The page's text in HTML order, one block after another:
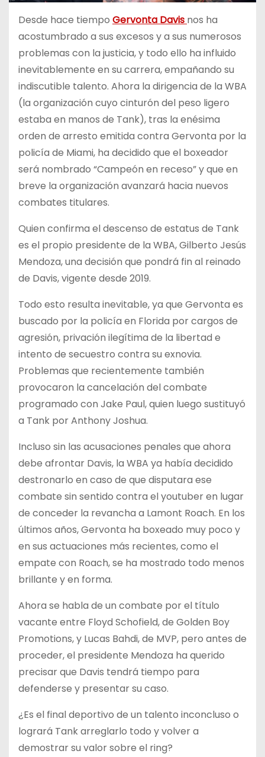
Desde hace tiempo Gervonta Davis nos ha
acostumbrado a sus excesos y a sus numerosos
problemas con la justicia, y todo ello ha influido
inevitablemente en su carrera, empañando su
indiscutible talento. Ahora la dirigencia de la WBA
(la organización cuyo cinturón del peso ligero
estaba en manos de Tank), tras la enésima
orden de arresto emitida contra Gervonta por la
policía de Miami, ha decidido que el boxeador
será nombrado “Campeón en receso” y que en
breve la organización avanzará hacia nuevos
combates titulares.
Quien confirma el descenso de estatus de Tank
es el propio presidente de la WBA, Gilberto Jesús
Mendoza, una decisión que pondrá fin al reinado
de Davis, vigente desde 2019.
Todo esto resulta inevitable, ya que Gervonta es
buscado por la policía en Florida por cargos de
agresión, privación ilegítima de la libertad e
intento de secuestro contra su exnovia.
Problemas que recientemente también
provocaron la cancelación del combate
programado con Jake Paul, quien luego sustituyó
a Tank por Anthony Joshua.
Incluso sin las acusaciones penales que ahora
debe afrontar Davis, la WBA ya había decidido
destronarlo en caso de que disputara ese
combate sin sentido contra el youtuber en lugar
de conceder la revancha a Lamont Roach. En los
últimos años, Gervonta ha boxeado muy poco y
en sus actuaciones más recientes, como el
empate con Roach, se ha mostrado todo menos
brillante y en forma.
Ahora se habla de un combate por el título
vacante entre Floyd Schofield, de Golden Boy
Promotions, y Lucas Bahdi, de MVP, pero antes de
proceder, el presidente Mendoza ha querido
precisar que Davis tendrá tiempo para
defenderse y presentar su caso.
¿Es el final deportivo de un talento inconcluso o
logrará Tank arreglarlo todo y volver a
demostrar su valor sobre el ring?